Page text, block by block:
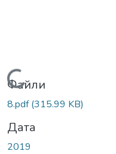
Вантажиться...
Файли
8.pdf(315.99 KB)
Дата
2019